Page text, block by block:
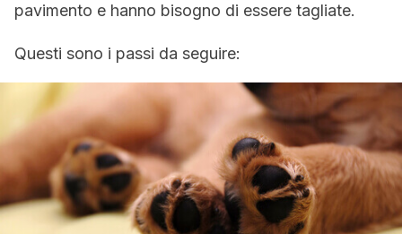
pavimento e hanno bisogno di essere tagliate.
Questi sono i passi da seguire: